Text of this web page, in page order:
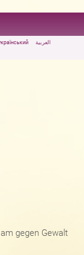
العربية
gegen Gewalt